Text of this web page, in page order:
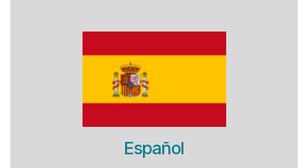
Español